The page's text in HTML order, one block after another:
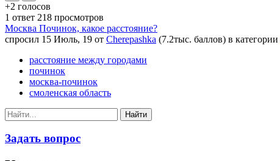
+2 голосов
1 ответ 218 просмотров
Москва Починок, какое расстояние?
спросил 15 Июль, 19 от Cherepashka (7.2тыс. баллов) в категории
расстояние между городами
починок
москва-починок
смоленская область
Задать вопрос